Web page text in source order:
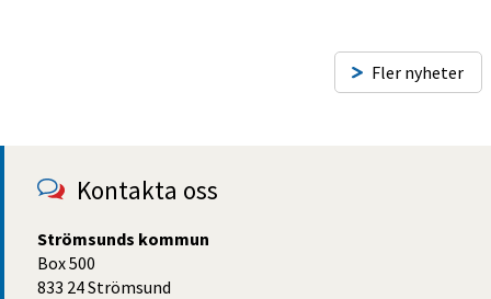
Fler nyheter
Kontakta oss
Strömsunds kommun
Box 500
833 24 Strömsund